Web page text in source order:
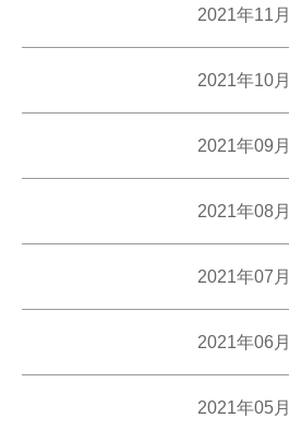
2021年11月
2021年10月
2021年09月
2021年08月
2021年07月
2021年06月
2021年05月